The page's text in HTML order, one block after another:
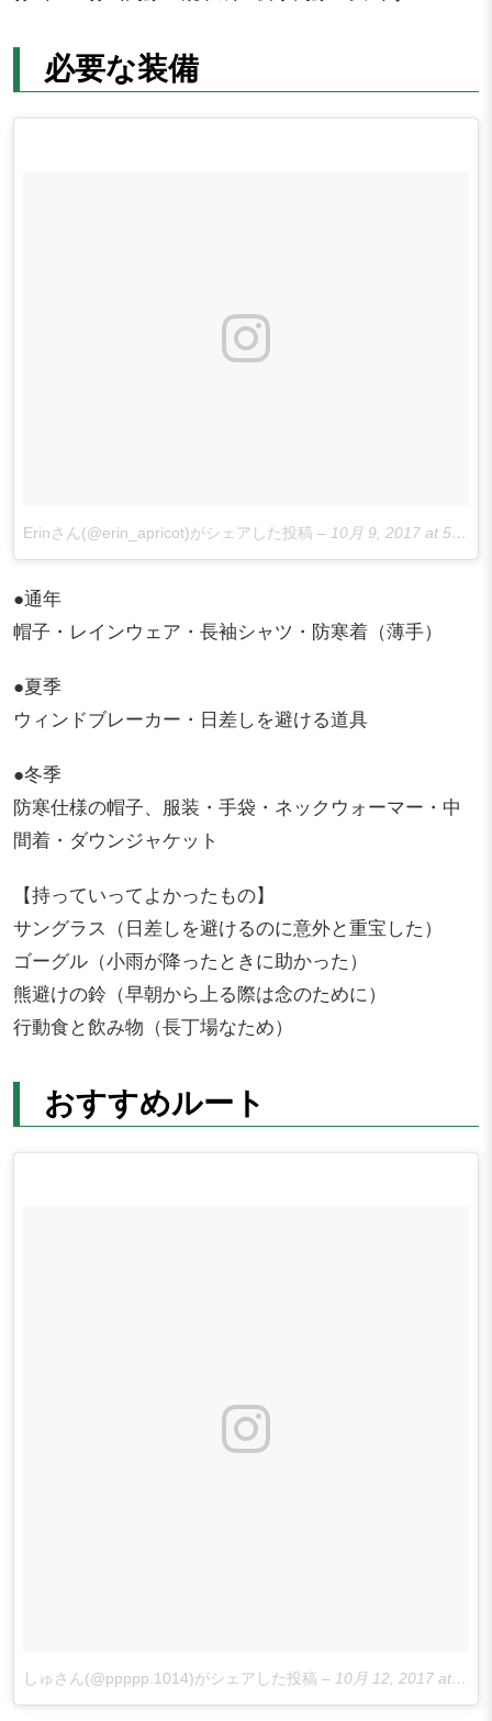
必要な装備
Erinさん(@erin_apricot)がシェアした投稿 – 10月 9, 2017 at 5:50午前 PDT
●通年
帽子・レインウェア・長袖シャツ・防寒着（薄手）
●夏季
ウィンドブレーカー・日差しを避ける道具
●冬季
防寒仕様の帽子、服装・手袋・ネックウォーマー・中
間着・ダウンジャケット
【持っていってよかったもの】
サングラス（日差しを避けるのに意外と重宝した）
ゴーグル（小雨が降ったときに助かった）
熊避けの鈴（早朝から上る際は念のために）
行動食と飲み物（長丁場なため）
おすすめルート
しゅさん(@ppppp.1014)がシェアした投稿 – 10月 12, 2017 at 8:22午前 PDT